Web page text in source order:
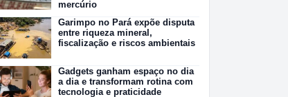
mercúrio
Garimpo no Pará expõe disputa
entre riqueza mineral,
fiscalização e riscos ambientais
Gadgets ganham espaço no dia
a dia e transformam rotina com
tecnologia e praticidade